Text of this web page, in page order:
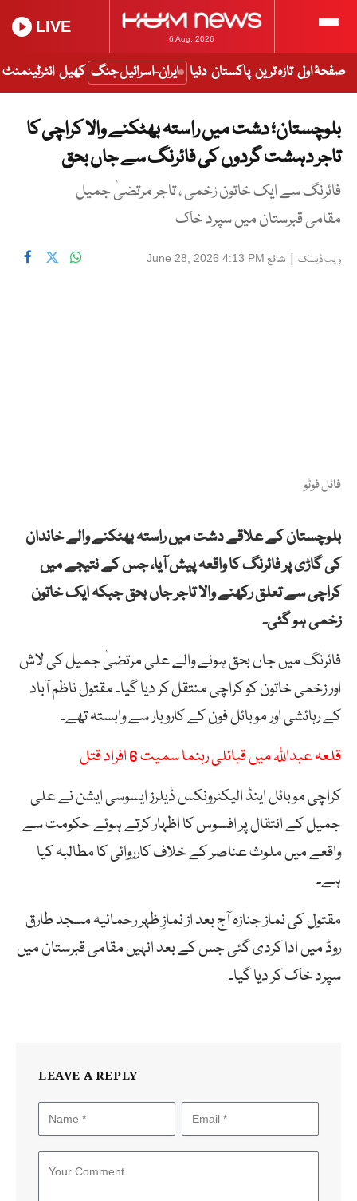
6 Aug, 2026
LIVE
صفحۂ اول تازہ ترین پاکستان دنیا ایران-اسرائیل جنگ کھیل انٹرٹینمنٹ
بلوچستان؛ دشت میں راستہ بھٹکنے والا کراچی کا
تاجر دہشت گردوں کی فائرنگ سے جاں بحق
فائرنگ سے ایک خاتون زخمی ، تاجر مرتضیٰ جمیل
مقامی قبرستان میں سپرد خاک
ویب ڈیسک | شائع June 28, 2026 4:13 PM
فائل فوٹو
بلوچستان کے علاقے دشت میں راستہ بھٹکنے والے خاندان
کی گاڑی پر فائرنگ کا واقعہ پیش آیا، جس کے نتیجے میں
کراچی سے تعلق رکھنے والا تاجر جاں بحق جبکہ ایک خاتون
زخمی ہو گئی۔
فائرنگ میں جاں بحق ہونے والے علی مرتضیٰ جمیل کی لاش
اور زخمی خاتون کو کراچی منتقل کر دیا گیا۔ مقتول ناظم آباد
کے رہائشی اور موبائل فون کے کاروبار سے وابستہ تھے۔
قلعہ عبداللہ میں قبائلی رہنما سمیت 6 افراد قتل
کراچی موبائل اینڈ الیکٹرونکس ڈیلرز ایسوسی ایشن نے علی
جمیل کے انتقال پر افسوس کا اظہار کرتے ہوئے حکومت سے
واقعے میں ملوث عناصر کے خلاف کارروائی کا مطالبہ کیا
ہے۔
مقتول کی نماز جنازہ آج بعد از نمازِ ظہر رحمانیہ مسجد طارق
روڈ میں ادا کردی گئی جس کے بعد انہیں مقامی قبرستان میں
سپرد خاک کر دیا گیا۔
LEAVE A REPLY